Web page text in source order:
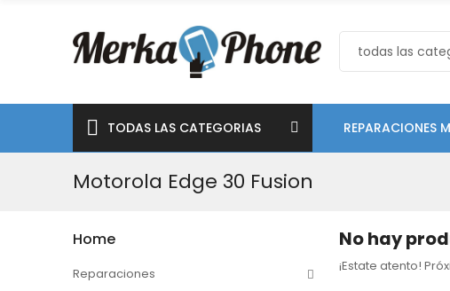
TODAS LAS CATEGORIAS REPARACIONES
Motorola Edge 30 Fusion
Home
Reparaciones
No hay
¡Estate atento!